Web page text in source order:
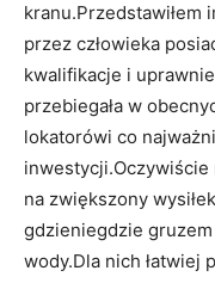
kranu.Przedstawiłem
przez człowieka
kwalifikacje i
przebiegała w
lokatorówi co
inwestycji.Oczywiście
na zwiększony
gdzieniegdzie
wody.Dla nich łatwiej